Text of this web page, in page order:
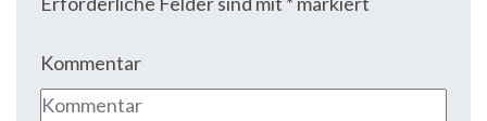
Kommentar